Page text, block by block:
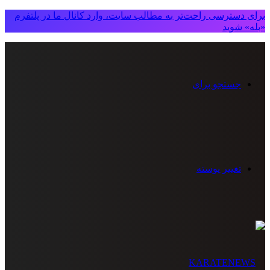
برای دسترسی راحت‌تر به مطالب سایت، وارد کانال ما در پلتفرم
«بله» شوید
جستجو برای
تغییر پوسته